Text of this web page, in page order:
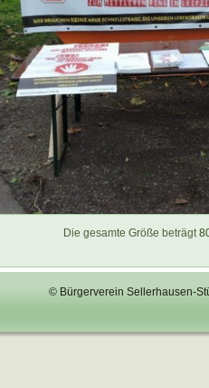
Die gesamte Größe beträgt
© Bürgerverein Sellerhausen-